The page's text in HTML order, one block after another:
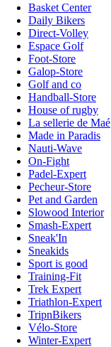
Basket Center
Daily Bikers
Direct-Volley
Espace Golf
Foot-Store
Galop-Store
Golf and co
Handball-Store
House of rugby
La sellerie de Maé
Made in Paradis
Nauti-Wave
On-Fight
Padel-Expert
Pecheur-Store
Pet and Garden
Slowood Interior
Smash-Expert
Sneak'In
Sneakids
Sport is good
Training-Fit
Trek Expert
Triathlon-Expert
TripnBikers
Vélo-Store
Winter-Expert